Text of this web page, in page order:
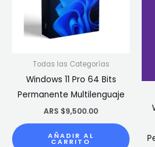
Todas las Categorías
Windows 11 Pro 64 Bits
Permanente Multilenguaje
ARS $9,500.00
AÑADIR AL
CARRITO